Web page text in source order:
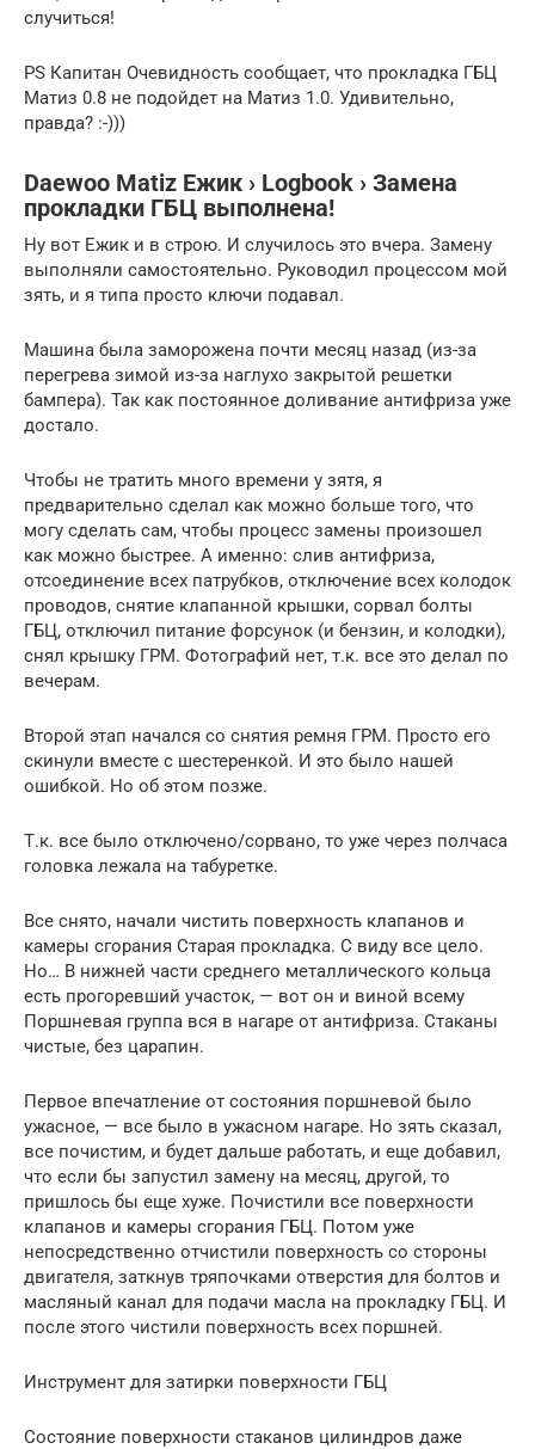
случиться!
PS Капитан Очевидность сообщает, что прокладка ГБЦ
Матиз 0.8 не подойдет на Матиз 1.0. Удивительно,
правда? :-)))
Daewoo Matiz Ежик › Logbook › Замена
прокладки ГБЦ выполнена!
Ну вот Ежик и в строю. И случилось это вчера. Замену
выполняли самостоятельно. Руководил процессом мой
зять, и я типа просто ключи подавал.
Машина была заморожена почти месяц назад (из-за
перегрева зимой из-за наглухо закрытой решетки
бампера). Так как постоянное доливание антифриза уже
достало.
Чтобы не тратить много времени у зятя, я
предварительно сделал как можно больше того, что
могу сделать сам, чтобы процесс замены произошел
как можно быстрее. А именно: слив антифриза,
отсоединение всех патрубков, отключение всех колодок
проводов, снятие клапанной крышки, сорвал болты
ГБЦ, отключил питание форсунок (и бензин, и колодки),
снял крышку ГРМ. Фотографий нет, т.к. все это делал по
вечерам.
Второй этап начался со снятия ремня ГРМ. Просто его
скинули вместе с шестеренкой. И это было нашей
ошибкой. Но об этом позже.
Т.к. все было отключено/сорвано, то уже через полчаса
головка лежала на табуретке.
Все снято, начали чистить поверхность клапанов и
камеры сгорания Старая прокладка. С виду все цело.
Но… В нижней части среднего металлического кольца
есть прогоревший участок, — вот он и виной всему
Поршневая группа вся в нагаре от антифриза. Стаканы
чистые, без царапин.
Первое впечатление от состояния поршневой было
ужасное, — все было в ужасном нагаре. Но зять сказал,
все почистим, и будет дальше работать, и еще добавил,
что если бы запустил замену на месяц, другой, то
пришлось бы еще хуже. Почистили все поверхности
клапанов и камеры сгорания ГБЦ. Потом уже
непосредственно отчистили поверхность со стороны
двигателя, заткнув тряпочками отверстия для болтов и
масляный канал для подачи масла на прокладку ГБЦ. И
после этого чистили поверхность всех поршней.
Инструмент для затирки поверхности ГБЦ
Состояние поверхности стаканов цилиндров даже